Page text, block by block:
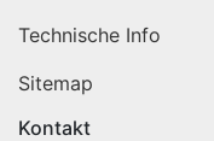
Technische Info
Sitemap
Kontakt